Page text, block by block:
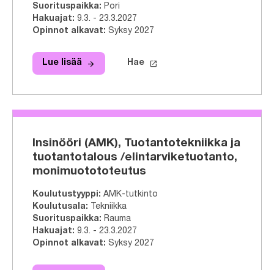
Suorituspaikka: Pori
Hakuajat: 9.3. - 23.3.2027
Opinnot alkavat: Syksy 2027
Lue lisää Insinööri (AMK), Rakennus- ja
Lue lisää arrow_forward
Hae tähän tutkinto-
Hae launch
Insinööri (AMK), Tuotantotekniikka ja
tuotantotalous /elintarviketuotanto,
monimuotototeutus
Koulutustyyppi: AMK-tutkinto
Koulutusala:
Tekniikka
Suorituspaikka: Rauma
Hakuajat: 9.3. - 23.3.2027
Opinnot alkavat: Syksy 2027